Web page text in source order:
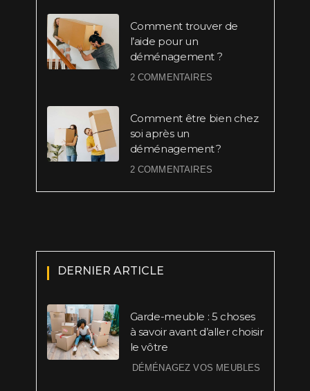
Comment trouver de
l’aide pour un
déménagement ?
2 COMMENTAIRES
Comment être bien chez
soi après un
déménagement ?
2 COMMENTAIRES
DERNIER ARTICLE
Garde-meuble : 5 choses
à savoir avant d’aller choisir
le vôtre
DÉMÉNAGEZ VOS MEUBLES